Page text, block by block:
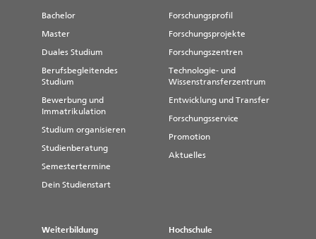
Bachelor
Master
Duales Studium
Berufsbegleitendes
Studium
Bewerbung und
Immatrikulation
Studium organisieren
Studienberatung
Semestertermine
Dein Studienstart
Forschungsprofil
Forschungsprojekte
Forschungszentren
Technologie- und
Wissenstransferzentrum
Entwicklung und Transfer
Forschungsservice
Promotion
Aktuelles
Weiterbildung Hochschule